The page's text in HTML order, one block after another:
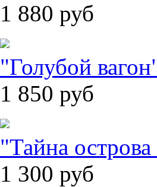
1 880 руб
"Голубой
1 850 руб
"Тайна
1 300 руб